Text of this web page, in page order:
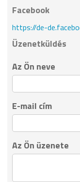
Facebook
https://de-
Üzenetküldés
Az Ön neve
E-mail cím
Az Ön üzenete